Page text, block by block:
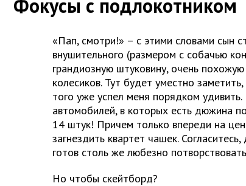
Фокусы с подлокотником
«Пап, смотри!» – с этими словами сын
внушительного (размером с собачью
грандиозную штуковину, очень
колесиков. Тут будет уместно
того уже успел меня порядком
автомобилей, в которых есть дюжина
14 штук! Причем только впереди на
загнездить квартет чашек.
готов столь же любезно
Но чтобы скейтборд?